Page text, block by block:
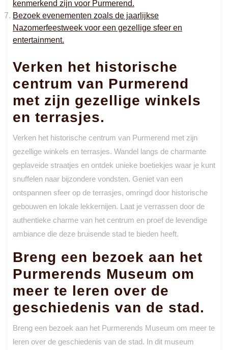
kenmerkend zijn voor Purmerend.
Bezoek evenementen zoals de jaarlijkse
Nazomerfeestweek voor een gezellige sfeer en
entertainment.
Verken het historische
centrum van Purmerend
met zijn gezellige winkels
en terrasjes.
Verken het historische centrum van Purmerend met zijn
gezellige winkels en terrasjes. Wandel langs de charmante
geplaveide straatjes en ontdek unieke boetiekjes waar je kunt
snuffelen naar bijzondere vondsten. Geniet van een
ontspannen sfeer op de terrasjes, omringd door historische
gebouwen en lokale lekkernijen. Laat je verrassen door de
authentieke charme van het centrum en proef de levendige
ambiance die deze bruisende stad te bieden heeft.
Breng een bezoek aan het
Purmerends Museum om
meer te leren over de
geschiedenis van de stad.
Breng een bezoek aan het Purmerends Museum om meer te
leren over de geschiedenis van de stad. In dit museum